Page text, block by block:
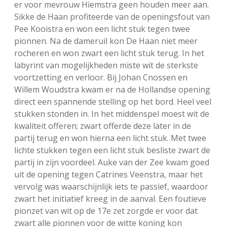
er voor mevrouw Hiemstra geen houden meer aan.
Sikke de Haan profiteerde van de openingsfout van
Pee Kooistra en won een licht stuk tegen twee
pionnen. Na de dameruil kon De Haan niet meer
rocheren en won zwart een licht stuk terug. In het
labyrint van mogelijkheden miste wit de sterkste
voortzetting en verloor. Bij Johan Cnossen en
Willem Woudstra kwam er na de Hollandse opening
direct een spannende stelling op het bord. Heel veel
stukken stonden in. In het middenspel moest wit de
kwaliteit offeren; zwart offerde deze later in de
partij terug en won hierna een licht stuk. Met twee
lichte stukken tegen een licht stuk besliste zwart de
partij in zijn voordeel. Auke van der Zee kwam goed
uit de opening tegen Catrines Veenstra, maar het
vervolg was waarschijnlijk iets te passief, waardoor
zwart het initiatief kreeg in de aanval. Een foutieve
pionzet van wit op de 17e zet zorgde er voor dat
zwart alle pionnen voor de witte koning kon